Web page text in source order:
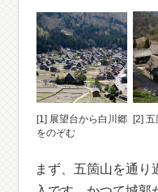
[1] 展望台から白川郷
をのぞむ
[2]
まず、五箇山を通り